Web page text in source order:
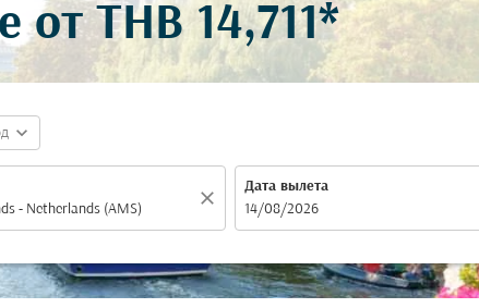
отTHB 14,711*
expand_more
close
Дата вылета
fc-booking-departure-date-aria-label
14/08/2026